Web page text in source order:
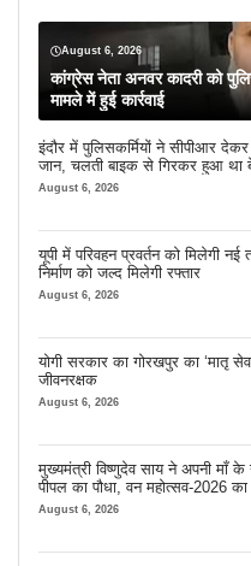
August 6, 2026
कांग्रेस नेता अनवर कादरी को
मामले में हुई कार्रवाई
इंदौर में पुलिसकर्मियों ने सीपीआर
जान, चलती बाइक से गिरकर हुआ था
August 6, 2026
यूपी में परिवहन प्रवर्तन को मिलेगी नई
निर्माण को जल्द मिलेगी रफ्तार
August 6, 2026
योगी सरकार का गोरखपुर का ‘मातृ
जीवनरक्षक
August 6, 2026
मुख्यमंत्री विष्णुदेव साय ने अपनी माँ के
पीपल का पौधा, वन महोत्सव-2026
August 6, 2026